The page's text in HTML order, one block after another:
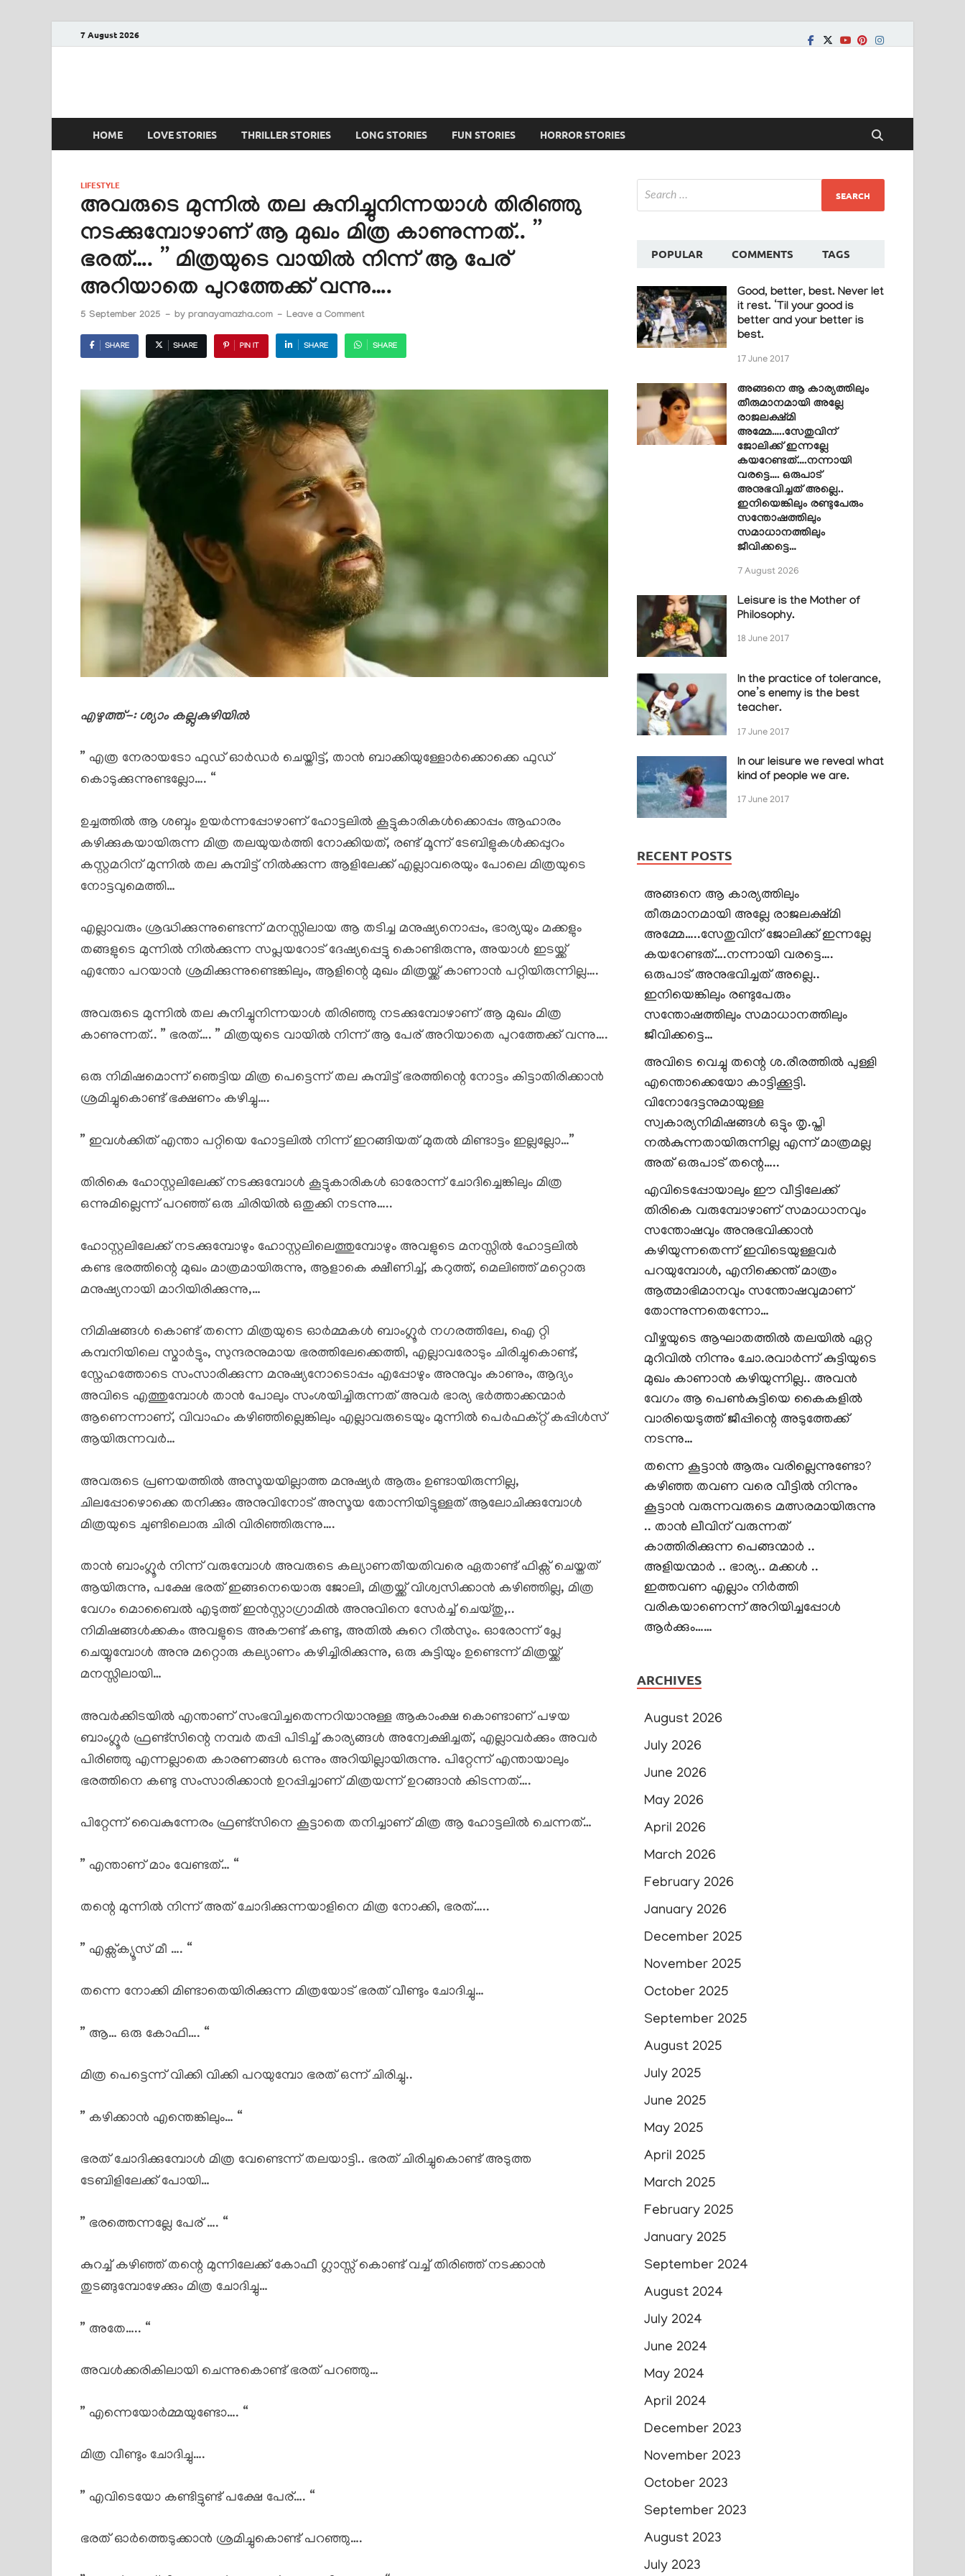
7 August 2026
HOME LOVE STORIES THRILLER STORIES LONG STORIES FUN STORIES HORROR STORIES
LIFESTYLE
അവരുടെ മുന്നിൽ തല കുനിച്ചുനിന്നയാൾ തിരിഞ്ഞു
നടക്കുമ്പോഴാണ് ആ മുഖം മിത്ര കാണുന്നത്.. ”
ഭരത്…. ” മിത്രയുടെ വായിൽ നിന്ന് ആ പേര്
അറിയാതെ പുറത്തേക്ക് വന്നു….
5 September 2025 - by pranayamazha.com - Leave a Comment
SHARE SHARE PIN IT SHARE SHARE
എഴുത്ത്-: ശ്യാം കല്ലുകുഴിയിൽ
” എത്ര നേരായടോ ഫുഡ്‌ ഓർഡർ ചെയ്തിട്ട്, താൻ ബാക്കിയുള്ളോർക്കൊക്കെ ഫുഡ്‌
കൊടുക്കുന്നുണ്ടല്ലോ…. “
ഉച്ചത്തിൽ ആ ശബ്ദം ഉയർന്നപ്പോഴാണ് ഹോട്ടലിൽ കൂട്ടുകാരികൾക്കൊപ്പം ആഹാരം
കഴിക്കുകയായിരുന്ന മിത്ര തലയുയർത്തി നോക്കിയത്, രണ്ട് മൂന്ന് ടേബിളുകൾക്കപ്പുറം
കസ്റ്റമറിന് മുന്നിൽ തല കുമ്പിട്ട് നിൽക്കുന്ന ആളിലേക്ക് എല്ലാവരെയും പോലെ മിത്രയുടെ
നോട്ടവുമെത്തി…
എല്ലാവരും ശ്രദ്ധിക്കുന്നുണ്ടെന്ന് മനസ്സിലായ ആ തടിച്ച മനുഷ്യനൊപ്പം, ഭാര്യയും മക്കളും
തങ്ങളുടെ മുന്നിൽ നിൽക്കുന്ന സപ്ലയറോട് ദേഷ്യപ്പെട്ടു കൊണ്ടിരുന്നു, അയാൾ ഇടയ്ക്ക്
എന്തോ പറയാൻ ശ്രമിക്കുന്നുണ്ടെങ്കിലും, ആളിന്റെ മുഖം മിത്രയ്ക്ക് കാണാൻ പറ്റിയിരുന്നില്ല….
അവരുടെ മുന്നിൽ തല കുനിച്ചുനിന്നയാൾ തിരിഞ്ഞു നടക്കുമ്പോഴാണ് ആ മുഖം മിത്ര
കാണുന്നത്.. ” ഭരത്…. ” മിത്രയുടെ വായിൽ നിന്ന് ആ പേര് അറിയാതെ പുറത്തേക്ക് വന്നു….
ഒരു നിമിഷമൊന്ന് ഞെട്ടിയ മിത്ര പെട്ടെന്ന് തല കുമ്പിട്ട് ഭരത്തിന്റെ നോട്ടം കിട്ടാതിരിക്കാൻ
ശ്രമിച്ചുകൊണ്ട് ഭക്ഷണം കഴിച്ചു….
” ഇവൾക്കിത് എന്താ പറ്റിയെ ഹോട്ടലിൽ നിന്ന് ഇറങ്ങിയത് മുതൽ മിണ്ടാട്ടം ഇല്ലല്ലോ…”
തിരികെ ഹോസ്റ്റലിലേക്ക് നടക്കുമ്പോൾ കൂട്ടുകാരികൾ ഓരോന്ന് ചോദിച്ചെങ്കിലും മിത്ര
ഒന്നുമില്ലെന്ന് പറഞ്ഞ് ഒരു ചിരിയിൽ ഒതുക്കി നടന്നു…..
ഹോസ്റ്റലിലേക്ക് നടക്കുമ്പോഴും ഹോസ്റ്റലിലെത്തുമ്പോഴും അവളുടെ മനസ്സിൽ ഹോട്ടലിൽ
കണ്ട ഭരത്തിന്റെ മുഖം മാത്രമായിരുന്നു, ആളാകെ ക്ഷീണിച്ച്, കറുത്ത്, മെലിഞ്ഞ് മറ്റൊരു
മനുഷ്യനായി മാറിയിരിക്കുന്നു,…
നിമിഷങ്ങൾ കൊണ്ട് തന്നെ മിത്രയുടെ ഓർമ്മകൾ ബാംഗ്ലൂർ നഗരത്തിലേ, ഐ റ്റി
കമ്പനിയിലെ സ്മാർട്ടും, സുന്ദരനുമായ ഭരത്തിലേക്കെത്തി, എല്ലാവരോടും ചിരിച്ചുകൊണ്ട്,
സ്നേഹത്തോടെ സംസാരിക്കുന്ന മനുഷ്യനോടൊപ്പം എപ്പോഴും അനുവും കാണും, ആദ്യം
അവിടെ എത്തുമ്പോൾ താൻ പോലും സംശയിച്ചിരുന്നത് അവർ ഭാര്യ ഭർത്താക്കന്മാർ
ആണെന്നാണ്, വിവാഹം കഴിഞ്ഞില്ലെങ്കിലും എല്ലാവരുടെയും മുന്നിൽ പെർഫക്റ്റ് കപ്പിൾസ്
ആയിരുന്നവർ…
അവരുടെ പ്രണയത്തിൽ അസൂയയില്ലാത്ത മനുഷ്യർ ആരും ഉണ്ടായിരുന്നില്ല,
ചിലപ്പോഴൊക്കെ തനിക്കും അനുവിനോട് അസൂയ തോന്നിയിട്ടുള്ളത് ആലോചിക്കുമ്പോൾ
മിത്രയുടെ ചുണ്ടിലൊരു ചിരി വിരിഞ്ഞിരുന്നു….
താൻ ബാംഗ്ലൂർ നിന്ന് വരുമ്പോൾ അവരുടെ കല്യാണതീയതിവരെ ഏതാണ്ട് ഫിക്സ് ചെയ്തത്
ആയിരുന്നു, പക്ഷേ ഭരത് ഇങ്ങനെയൊരു ജോലി, മിത്രയ്ക്ക് വിശ്വസിക്കാൻ കഴിഞ്ഞില്ല, മിത്ര
വേഗം മൊബൈൽ എടുത്ത് ഇൻസ്റ്റാഗ്രാമിൽ അനുവിനെ സേർച്ച്‌ ചെയ്തു,..
നിമിഷങ്ങൾക്കകം അവളുടെ അകൗണ്ട് കണ്ടു, അതിൽ കുറെ റീൽസും. ഓരോന്ന് പ്ലേ
ചെയ്യുമ്പോൾ അനു മറ്റൊരു കല്യാണം കഴിച്ചിരിക്കുന്നു, ഒരു കുട്ടിയും ഉണ്ടെന്ന് മിത്രയ്ക്ക്
മനസ്സിലായി…
അവർക്കിടയിൽ എന്താണ് സംഭവിച്ചതെന്നറിയാനുള്ള ആകാംക്ഷ കൊണ്ടാണ് പഴയ
ബാംഗ്ലൂർ ഫ്രണ്ട്സിന്റെ നമ്പർ തപ്പി പിടിച്ച് കാര്യങ്ങൾ അന്വേക്ഷിച്ചത്, എല്ലാവർക്കും അവർ
പിരിഞ്ഞു എന്നല്ലാതെ കാരണങ്ങൾ ഒന്നും അറിയില്ലായിരുന്നു. പിറ്റേന്ന് എന്തായാലും
ഭരത്തിനെ കണ്ടു സംസാരിക്കാൻ ഉറപ്പിച്ചാണ് മിത്രയന്ന് ഉറങ്ങാൻ കിടന്നത്….
പിറ്റേന്ന് വൈകുന്നേരം ഫ്രണ്ട്സിനെ കൂട്ടാതെ തനിച്ചാണ് മിത്ര ആ ഹോട്ടലിൽ ചെന്നത്…
” എന്താണ് മാം വേണ്ടത്… “
തന്റെ മുന്നിൽ നിന്ന് അത് ചോദിക്കുന്നയാളിനെ മിത്ര നോക്കി, ഭരത്…..
” എക്സ്‌ക്യൂസ് മീ …. “
തന്നെ നോക്കി മിണ്ടാതെയിരിക്കുന്ന മിത്രയോട് ഭരത് വീണ്ടും ചോദിച്ചു…
” ആ… ഒരു കോഫി…. “
മിത്ര പെട്ടെന്ന് വിക്കി വിക്കി പറയുമ്പോ ഭരത് ഒന്ന് ചിരിച്ചു..
” കഴിക്കാൻ എന്തെങ്കിലും… “
ഭരത് ചോദിക്കുമ്പോൾ മിത്ര വേണ്ടെന്ന് തലയാട്ടി.. ഭരത് ചിരിച്ചുകൊണ്ട് അടുത്ത
ടേബിളിലേക്ക് പോയി…
” ഭരത്തെന്നല്ലേ പേര് …. “
കുറച്ച് കഴിഞ്ഞ് തന്റെ മുന്നിലേക്ക് കോഫീ ഗ്ലാസ്സ് കൊണ്ട് വച്ച് തിരിഞ്ഞ് നടക്കാൻ
തുടങ്ങുമ്പോഴേക്കും മിത്ര ചോദിച്ചു…
” അതേ….. “
അവൾക്കരികിലായി ചെന്നുകൊണ്ട് ഭരത് പറഞ്ഞു…
” എന്നെയോർമ്മയുണ്ടോ…. “
മിത്ര വീണ്ടും ചോദിച്ചു….
” എവിടെയോ കണ്ടിട്ടുണ്ട് പക്ഷേ പേര്…. “
ഭരത് ഓർത്തെടുക്കാൻ ശ്രമിച്ചുകൊണ്ട് പറഞ്ഞു….
POPULAR COMMENTS TAGS
Good, better, best. Never let
it rest. ‘Til your good is
better and your better is
best.
17 June 2017
അങ്ങനെ ആ കാര്യത്തിലും
തീരുമാനമായി അല്ലേ
രാജലക്ഷ്മി
അമ്മേ…..സേതുവിന്
ജോലിക്ക് ഇന്നല്ലേ
കയറേണ്ടത്….നന്നായി
വരട്ടെ…. ഒരുപാട്
അനുഭവിച്ചത് അല്ലെ..
ഇനിയെങ്കിലും രണ്ടുപേരും
സന്തോഷത്തിലും
സമാധാനത്തിലും
ജീവിക്കട്ടെ…
7 August 2026
Leisure is the Mother of
Philosophy.
18 June 2017
In the practice of tolerance,
one’s enemy is the best
teacher.
17 June 2017
In our leisure we reveal what
kind of people we are.
17 June 2017
RECENT POSTS
അങ്ങനെ ആ കാര്യത്തിലും
തീരുമാനമായി അല്ലേ രാജലക്ഷ്മി
അമ്മേ…..സേതുവിന് ജോലിക്ക് ഇന്നല്ലേ
കയറേണ്ടത്….നന്നായി വരട്ടെ….
ഒരുപാട് അനുഭവിച്ചത് അല്ലെ..
ഇനിയെങ്കിലും രണ്ടുപേരും
സന്തോഷത്തിലും സമാധാനത്തിലും
ജീവിക്കട്ടെ…
അവിടെ വെച്ചു തന്റെ ശ.രീരത്തിൽ പുള്ളി
എന്തൊക്കെയോ കാട്ടിക്കൂട്ടി.
വിനോദേട്ടനുമായുള്ള
സ്വകാര്യനിമിഷങ്ങൾ ഒട്ടും തൃ.പ്തി
നൽകുന്നതായിരുന്നില്ല എന്ന് മാത്രമല്ല
അത് ഒരുപാട് തന്റെ…..
എവിടെപ്പോയാലും ഈ വീട്ടിലേക്ക്
തിരികെ വരുമ്പോഴാണ് സമാധാനവും
സന്തോഷവും അനുഭവിക്കാൻ
കഴിയുന്നതെന്ന് ഇവിടെയുള്ളവർ
പറയുമ്പോൾ, എനിക്കെന്ത് മാത്രം
ആത്മാഭിമാനവും സന്തോഷവുമാണ്
തോന്നുന്നതെന്നോ…
വീഴ്ചയുടെ ആഘാതത്തിൽ തലയിൽ ഏറ്റ
മുറിവിൽ നിന്നും ചോ.രവാർന്ന് കുട്ടിയുടെ
മുഖം കാണാൻ കഴിയുന്നില്ല.. അവൻ
വേഗം ആ പെൺകുട്ടിയെ കൈകളിൽ
വാരിയെടുത്ത് ജീപ്പിന്റെ അടുത്തേക്ക്
നടന്നു…
തന്നെ കൂട്ടാൻ ആരും വരില്ലെന്നുണ്ടോ?
കഴിഞ്ഞ തവണ വരെ വീട്ടിൽ നിന്നും
കൂട്ടാൻ വരുന്നവരുടെ മത്സരമായിരുന്നു
.. താൻ ലീവിന് വരുന്നത്
കാത്തിരിക്കുന്ന പെങ്ങന്മാർ ..
അളിയന്മാർ .. ഭാര്യ.. മക്കൾ ..
ഇത്തവണ എല്ലാം നിർത്തി
വരികയാണെന്ന് അറിയിച്ചപ്പോൾ
ആർക്കും……
ARCHIVES
August 2026
July 2026
June 2026
May 2026
April 2026
March 2026
February 2026
January 2026
December 2025
November 2025
October 2025
September 2025
August 2025
July 2025
June 2025
May 2025
April 2025
March 2025
February 2025
January 2025
September 2024
August 2024
July 2024
June 2024
May 2024
April 2024
December 2023
November 2023
October 2023
September 2023
August 2023
July 2023